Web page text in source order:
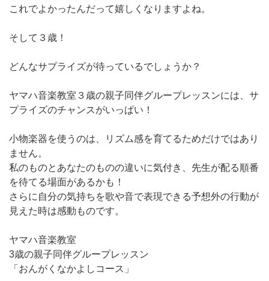
これでよかったんだって嬉しくなりますよね。
そして３歳！
どんなサプライズが待っているでしょうか？
ヤマハ音楽教室３歳の親子同伴グループレッスンには、サ
プライズのチャンスがいっぱい！
小物楽器を使うのは、リズム感を育てるためだけではあり
ません。
私のものとあなたのものの違いに気付き、先生が配る順番
を待てる場面があるかも！
さらに自分の気持ちを歌や音で表現できる予想外の行動が
見えた時は感動ものです。
ヤマハ音楽教室
3歳の親子同伴グループレッスン
「おんがくなかよしコース」